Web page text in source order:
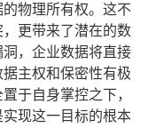
物理所有权。这不
更带来了潜在的数
，企业数据将直接
主权和保密性有极
于自身掌控之下，
现这一目标的根本